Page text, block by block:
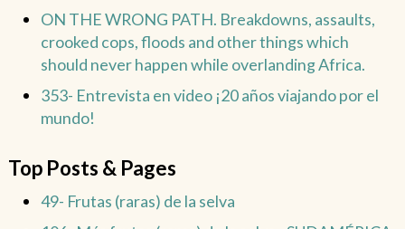
ON THE WRONG PATH. Breakdowns, assaults,
crooked cops, floods and other things which
should never happen while overlanding Africa.
353- Entrevista en video ¡20 años viajando por el
mundo!
Top Posts & Pages
49- Frutas (raras) de la selva